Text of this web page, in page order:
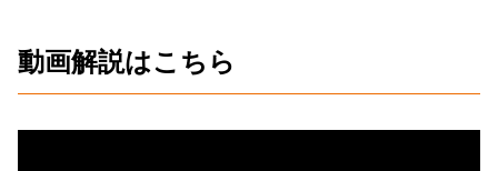
動画解説はこちら